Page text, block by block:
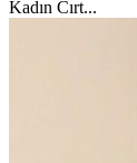
Kadın Cırt...